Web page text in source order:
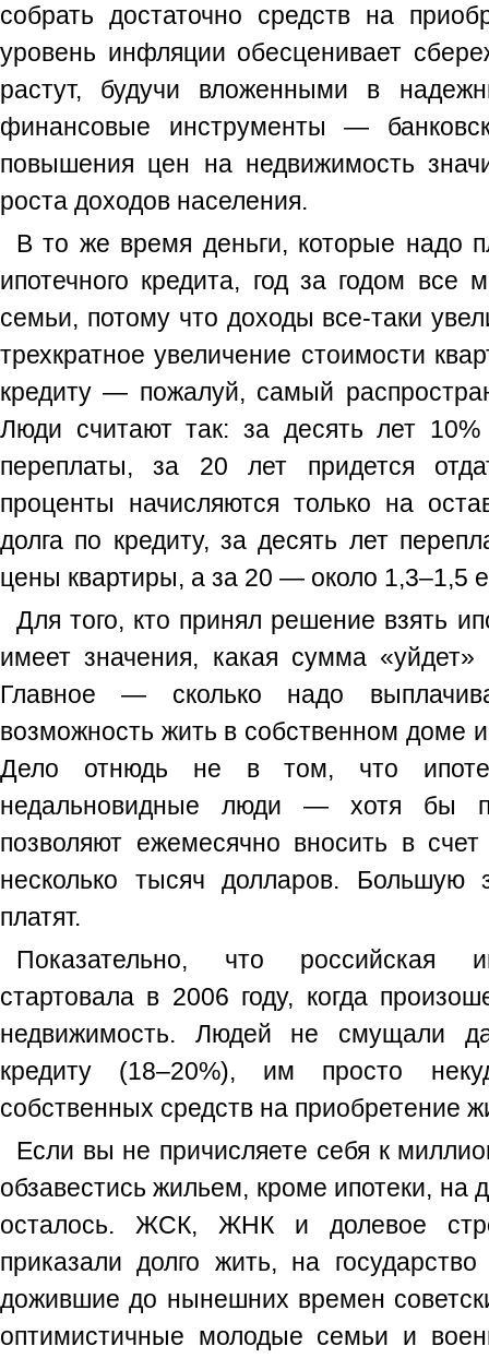
собрать достаточно средств на
уровень инфляции обесценивает
растут, будучи вложенными в
финансовые инструменты —
повышения цен на недвижимость
роста доходов населения.
В то же время деньги, которые надо
ипотечного кредита, год за годом
семьи, потому что доходы все-таки
трехкратное увеличение стоимости
кредиту — пожалуй, самый
Люди считают так: за десять лет 10%
переплаты, за 20 лет придется
проценты начисляются только на
долга по кредиту, за десять лет
цены квартиры, а за 20 — около 1,3–1,5
Для того, кто принял решение взять
имеет значения, какая сумма
Главное — сколько надо
возможность жить в собственном доме
Дело отнюдь не в том, что
недальновидные люди — хотя бы
позволяют ежемесячно вносить в счет
несколько тысяч долларов. Большую
платят.
Показательно, что российская
стартовала в 2006 году, когда
недвижимость. Людей не смущали
кредиту (18–20%), им просто
собственных средств на приобретение
Если вы не причисляете себя к
обзавестись жильем, кроме ипотеки,
осталось. ЖСК, ЖНК и долевое
приказали долго жить, на
дожившие до нынешних времен
оптимистичные молодые семьи и